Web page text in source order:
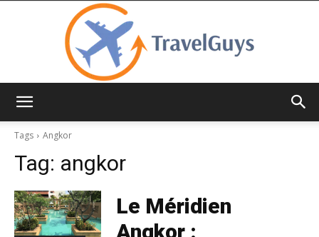
Tags
Angkor
Tag: angkor
Le Méridien
Angkor :